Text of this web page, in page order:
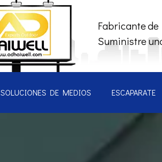
Fabricante
Suministre
SOLUCIONES DE MEDIOS ESCAPARATE